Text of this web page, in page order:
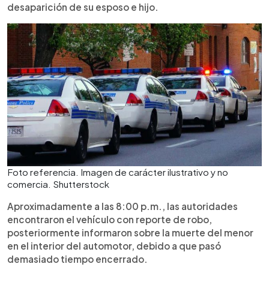
desaparición de su esposo e hijo.
Foto referencia. Imagen de carácter ilustrativo y no
comercia. Shutterstock
Aproximadamente a las 8:00 p.m., las autoridades
encontraron el vehículo con reporte de robo,
posteriormente informaron sobre la muerte del menor
en el interior del automotor, debido a que pasó
demasiado tiempo encerrado.